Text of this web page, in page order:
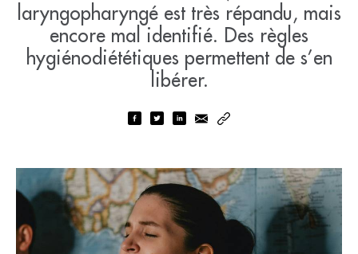
laryngopharyngé est très répandu, mais
encore mal identifié. Des règles
hygiénodiététiques permettent de s’en
libérer.